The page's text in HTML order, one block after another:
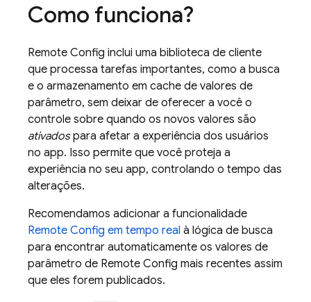
Como funciona?
Remote Config inclui uma biblioteca de cliente
que processa tarefas importantes, como a busca
e o armazenamento em cache de valores de
parâmetro, sem deixar de oferecer a você o
controle sobre quando os novos valores são
ativadospara afetar a experiência dos usuários
no app. Isso permite que você proteja a
experiência no seu app, controlando o tempo das
alterações.
Recomendamos adicionar a funcionalidade
Remote Config em tempo real à lógica de busca
para encontrar automaticamente os valores de
parâmetro de Remote Config mais recentes assim
que eles forem publicados.